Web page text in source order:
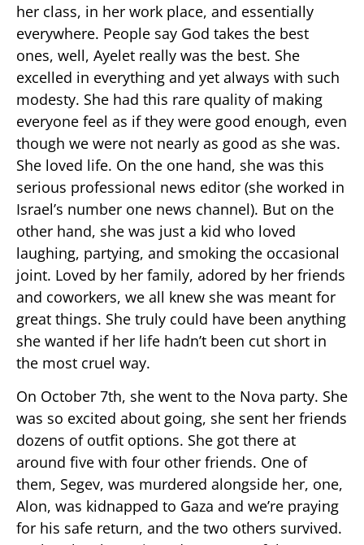
her class, in her work place, and essentially
everywhere. People say God takes the best
ones, well, Ayelet really was the best. She
excelled in everything and yet always with such
modesty. She had this rare quality of making
everyone feel as if they were good enough, even
though we were not nearly as good as she was.
She loved life. On the one hand, she was this
serious professional news editor (she worked in
Israel’s number one news channel). But on the
other hand, she was just a kid who loved
laughing, partying, and smoking the occasional
joint. Loved by her family, adored by her friends
and coworkers, we all knew she was meant for
great things. She truly could have been anything
she wanted if her life hadn’t been cut short in
the most cruel way.
On October 7th, she went to the Nova party. She
was so excited about going, she sent her friends
dozens of outfit options. She got there at
around five with four other friends. One of
them, Segev, was murdered alongside her, one,
Alon, was kidnapped to Gaza and we’re praying
for his safe return, and the two others survived.